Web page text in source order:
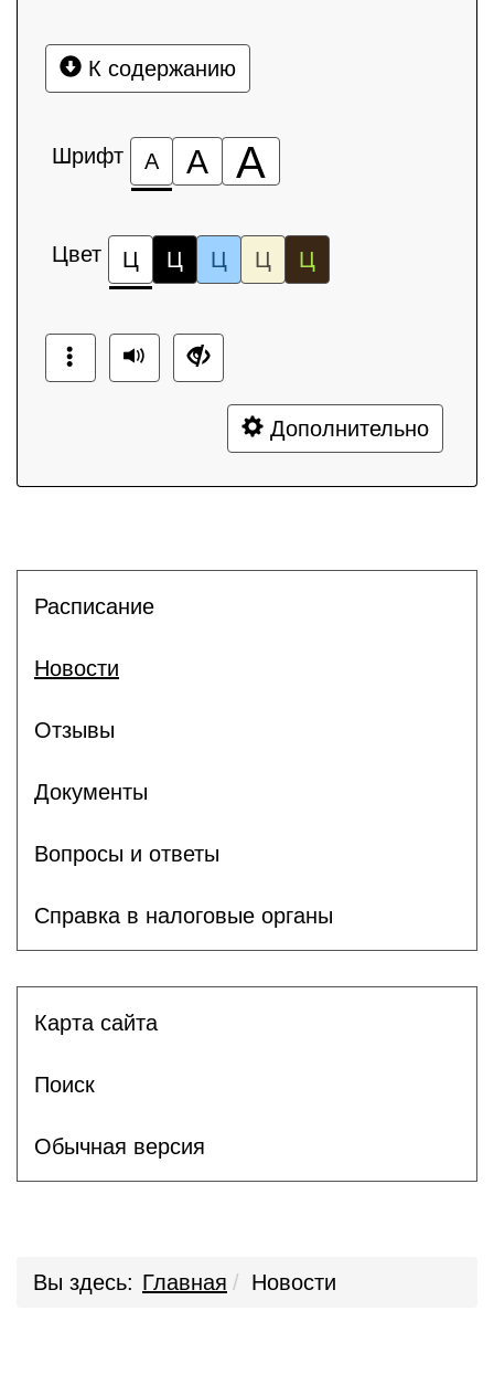
К содержанию
Шрифт А А А
Цвет Ц Ц Ц Ц Ц
Дополнительно
Расписание
Новости
Отзывы
Документы
Вопросы и ответы
Справка в налоговые органы
Карта сайта
Поиск
Обычная версия
Вы здесь: Главная Новости